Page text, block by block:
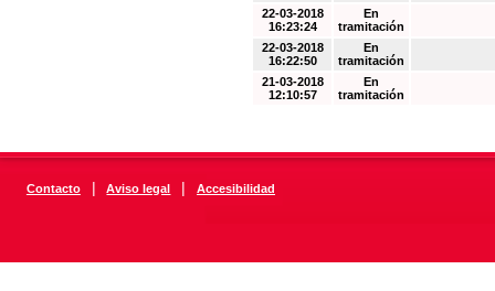
22-03-2018
16:23:24
En
tramitación
22-03-2018
16:22:50
En
tramitación
21-03-2018
12:10:57
En
tramitación
Contacto | Aviso legal | Accesibilidad